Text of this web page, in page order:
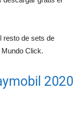
resto de sets de
Click.
2020